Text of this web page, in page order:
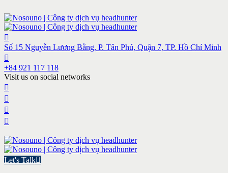
Số 15 Nguyễn Lương Bằng, P. Tân Phú, Quận 7, TP. Hồ Chí Minh
+84 921 117 118
Visit us on social networks
Let's Talk